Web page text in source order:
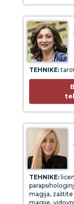
TEHNIKE:
TEHNIKE:
magija,
magije,